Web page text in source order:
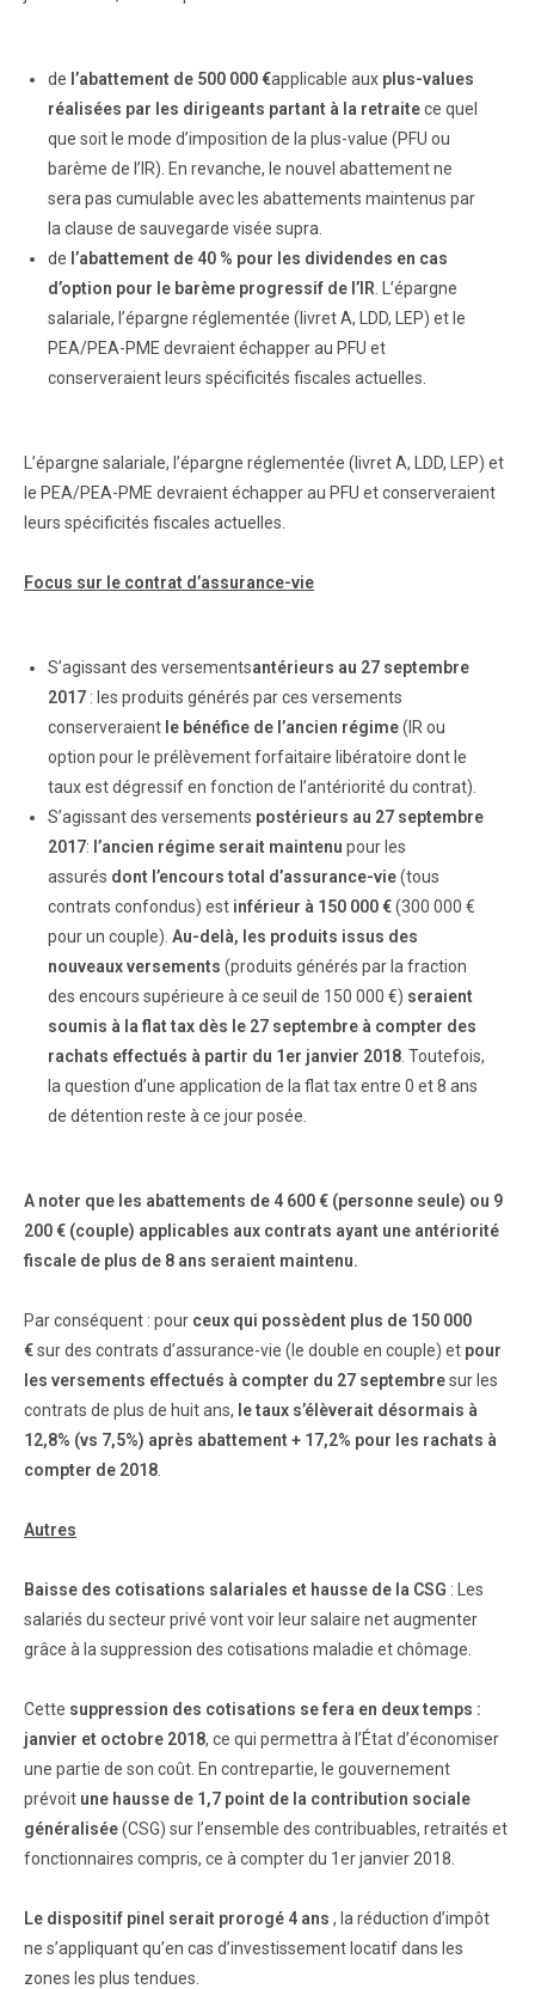
de l’abattement de 500 000 €applicable aux plus-values
réalisées par les dirigeants partant à la retraitece quel
que soit le mode d’imposition de la plus-value (PFU ou
barème de l’IR). En revanche, le nouvel abattement ne
sera pas cumulable avec les abattements maintenus par
la clause de sauvegarde visée supra.
de l’abattement de 40 % pour les dividendes en cas
d’option pour le barème progressif de l’IR . L’épargne
salariale, l’épargne réglementée (livret A, LDD, LEP) et le
PEA/PEA-PME devraient échapper au PFU et
conserveraient leurs spécificités fiscales actuelles.
L’épargne salariale, l’épargne réglementée (livret A, LDD, LEP) et
le PEA/PEA-PME devraient échapper au PFU et conserveraient
leurs spécificités fiscales actuelles.
Focus sur le contrat d’assurance-vie
S’agissant des versementsantérieurs au 27 septembre
2017 : les produits générés par ces versements
conserveraient le bénéfice de l’ancien régime(IR ou
option pour le prélèvement forfaitaire libératoire dont le
taux est dégressif en fonction de l’antériorité du contrat).
S’agissant des versements postérieurs au 27 septembre
2017: l’ancien régime serait maintenu pour les
assurés dont l’encours total d’assurance-vie(tous
contrats confondus) est inférieur à 150 000 €(300 000 €
pour un couple). Au-delà, les produits issus des
nouveaux versements (produits générés par la fraction
des encours supérieure à ce seuil de 150 000 €) seraient
soumis à la flat tax dès le 27 septembre à compter des
rachats effectués à partir du 1er janvier 2018 . Toutefois,
la question d’une application de la flat tax entre 0 et 8 ans
de détention reste à ce jour posée.
A noter que les abattements de 4 600 € (personne seule) ou 9
200 € (couple) applicables aux contrats ayant une antériorité
fiscale de plus de 8 ans seraient maintenu.
Par conséquent : pour ceux qui possèdent plus de 150 000
€sur des contrats d’assurance-vie (le double en couple) et pour
les versements effectués à compter du 27 septembresur les
contrats de plus de huit ans, le taux s’élèverait désormais à
12,8% (vs 7,5%) après abattement + 17,2% pour les rachats à
compter de 2018
Autres
Baisse des cotisations salariales et hausse de la CSG : Les
salariés du secteur privé vont voir leur salaire net augmenter
grâce à la suppression des cotisations maladie et chômage.
Cette suppression des cotisations se fera en deux temps :
janvier et octobre 2018, ce qui permettra à l’État d’économiser
une partie de son coût. En contrepartie, le gouvernement
prévoit une hausse de 1,7 point de la contribution sociale
généralisée(CSG) sur l’ensemble des contribuables, retraités et
fonctionnaires compris, ce à compter du 1er janvier 2018.
Le dispositif pinel serait prorogé 4 ans , la réduction d’impôt
ne s’appliquant qu’en cas d’investissement locatif dans les
zones les plus tendues.